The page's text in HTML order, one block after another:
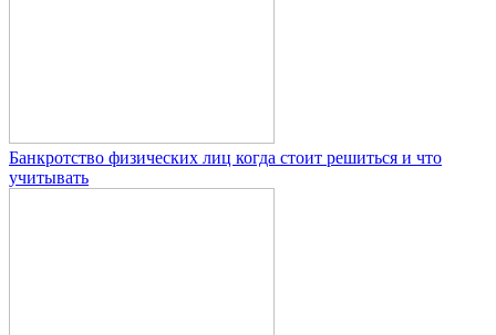
Банкротство физических лиц когда стоит решиться и что
учитывать